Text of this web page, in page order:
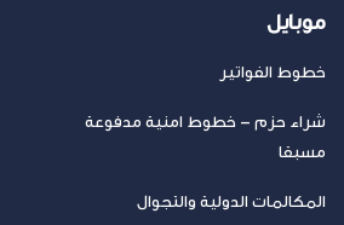
موبايل
خطوط الفواتير
شراء حزم – خطوط امنية مدفوعة
مسبقا
المكالمات الدولية والتجوال